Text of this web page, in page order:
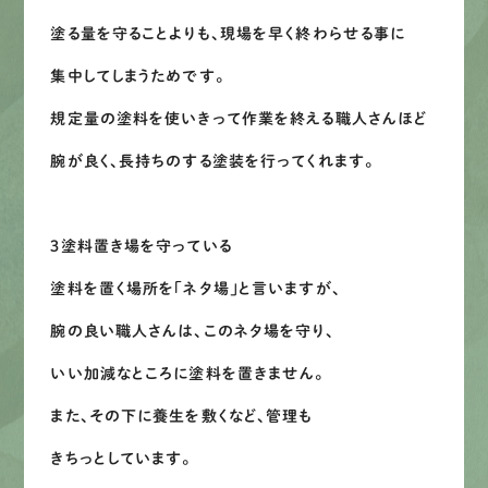
塗る量を守ることよりも、現場を早く終わらせる事に
集中してしまうためです。
規定量の塗料を使いきって作業を終える職人さんほど
腕が良く、長持ちのする塗装を行ってくれます。
３塗料置き場を守っている
塗料を置く場所を「ネタ場」と言いますが、
腕の良い職人さんは、このネタ場を守り、
いい加減なところに塗料を置きません。
また、その下に養生を敷くなど、管理も
きちっとしています。